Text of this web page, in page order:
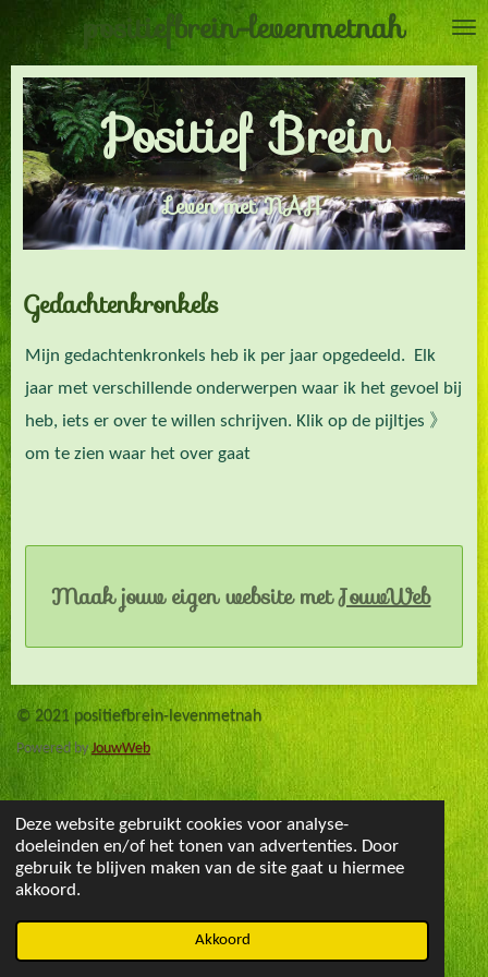
Deze website gebruikt cookies voor analyse-
doeleinden en/of het tonen van advertenties. Door
gebruik te blijven maken van de site gaat u hiermee
akkoord.
Akkoord
direct
naar
de
hoofdinhoud
positiefbrein-levenmetnah
Positief Brein
Leven met NAH
Gedachtenkronkels
Mijn gedachtenkronkels heb ik per jaar opgedeeld. Elk
jaar met verschillende onderwerpen waar ik het gevoel bij
heb, iets er over te willen schrijven. Klik op de pijltjes 》
om te zien waar het over gaat
Maak jouw eigen website metJouwWeb
© 2021 positiefbrein-levenmetnah
Powered byJouwWeb